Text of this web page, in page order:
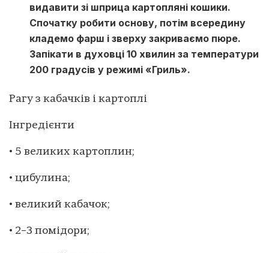
видавити зі шприца картопляні кошики.
Спочатку робити основу, потім всередину
кладемо фарш і зверху закриваємо пюре.
Запікати в духовці 10 хвилин за температури
200 градусів у режимі «Гриль».
Рагу з кабачків і картоплі
Інгредієнти
• 5 великих картоплин;
• цибулина;
• великий кабачок;
• 2–3 помідори;